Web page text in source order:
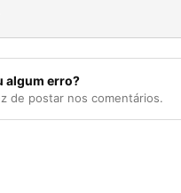
algum erro?
de postar nos comentários.